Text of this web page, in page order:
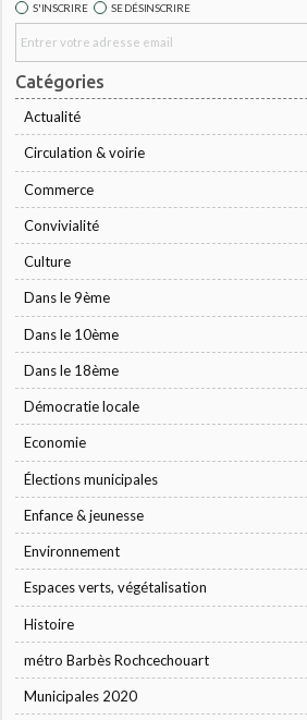
S'INSCRIRE SE DÉSINSCRIRE
Catégories
Actualité
Circulation & voirie
Commerce
Convivialité
Culture
Dans le 9ème
Dans le 10ème
Dans le 18ème
Démocratie locale
Economie
Élections municipales
Enfance & jeunesse
Environnement
Espaces verts, végétalisation
Histoire
métro Barbès Rochcechouart
Municipales 2020